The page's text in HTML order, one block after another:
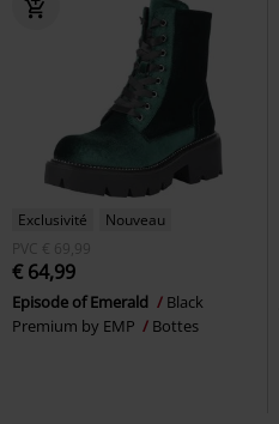
Exclusivité
Nouveau
PVC € 69,99
€ 64,99
Episode of Emerald
Black
Premium by EMP
Bottes